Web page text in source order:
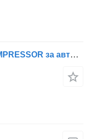
Компресор за въздух LUFT COMPRESSOR за автобус Mercedes-Benz SETRA ALLE MODELLE